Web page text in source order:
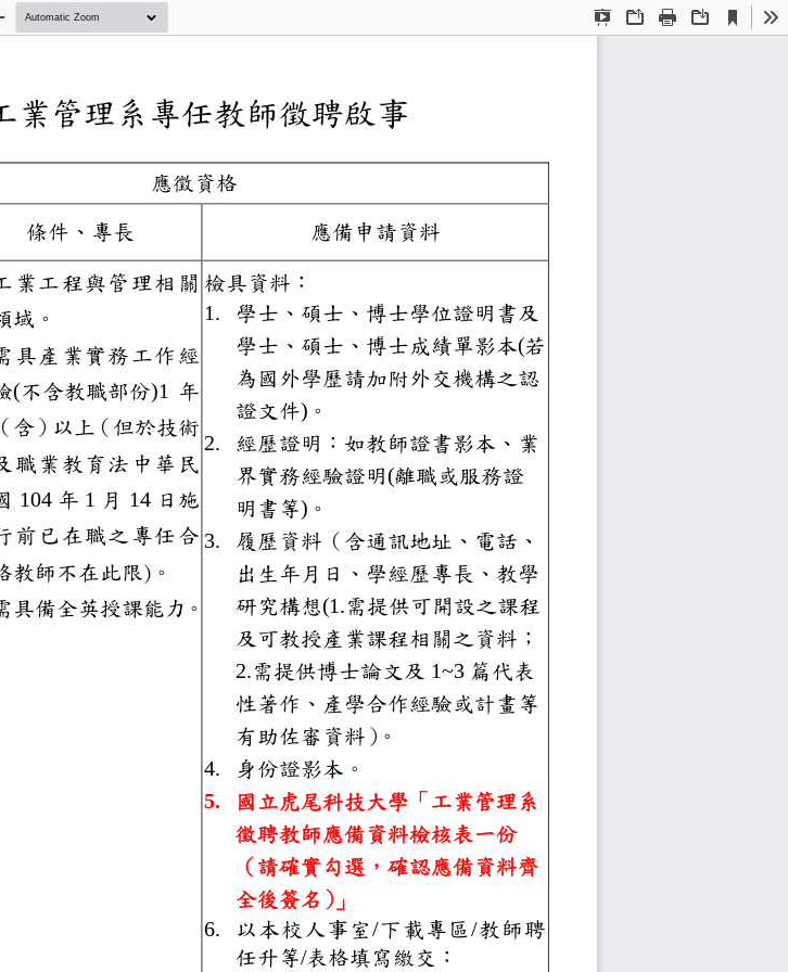
Presentation
OpenPrint Download
Current
View
Zoom
大學
業管理
系 專任教師
徵聘啟事
應徵資格
條件、專長 應備申請資料
業工程與管理
相關
域。
具產業實務工作經
(不含教職部份
)1 年
（含）
以上
（ 但於技
術
職業教育法中華民
104年 1 月 14日施
前已在職之專任合
教師不在此限
)。
具備全英授課能力
。
檢具資料
：
1.
學士、碩士、博士學位證明書及
學士、碩士、博士成績單影本
(若
為國外學歷請加附外交機構
之認
證文件
) 。
2.
經歷證明：如教師證書影本、業
界實務經驗證明
(離職或服務證
明書等
) 。
3.
履歷資料（含通訊地址、電話、
出生年月日、學經歷專長、教學
研究構想
(1.需提供可開設之課程
及可教授產業課程相關之資料
；
2.需提供博士論文及
1~3篇代表
性著作、產學合作經驗或計畫等
有助佐審資
料 ）
。
4.
身份證影本。
5.
國立虎尾科技大學「工業
管理系
徵聘教師應備資料
檢核表一份
（請確實勾選，確認應備
資料齊
全後簽名
）
」
6.
以本校人事室
/下載專區
/教師聘
任升等
/表格填寫繳交
：